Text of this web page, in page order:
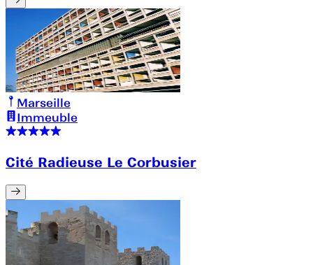
Marseille
Immeuble
Cité Radieuse Le Corbusier